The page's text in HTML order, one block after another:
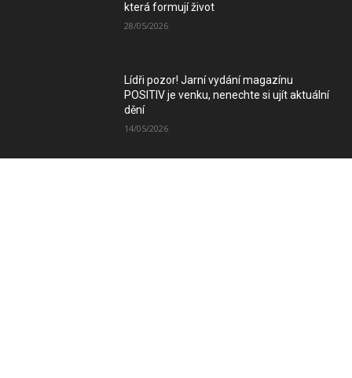
která formují život
28/05/2026
Lídři pozor! Jarní vydání magazínu
POSITIV je venku, nenechte si ujít aktuální
dění
14/05/2026